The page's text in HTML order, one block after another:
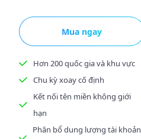
Mua ngay
Hơn 200 quốc gia và khu vực
Chu kỳ xoay cố định
Kết nối tên miền không giới
hạn
Phân bổ dung lượng tài khoản